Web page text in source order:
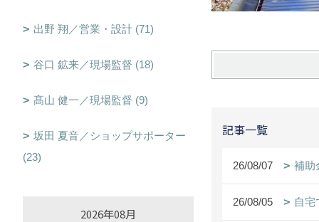
記事一覧
26/08/07 補助
26/08/05 自宅
出野 翔／営業・設計 (71)
谷口 鉱来／現場監督 (18)
髙山 健一／現場監督 (9)
坂田 夏音／ショップサポーター
(23)
2026年08月